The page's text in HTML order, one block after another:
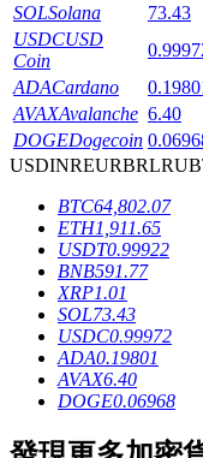
鎖倉BTR
輕鬆獲得多重福
借貸寶
借貸數字貨幣，
SOLSolana 73.43
USDCUSD
Coin
ADACardano
AVAXAvalanche 6.40
DOGEDogecoin
USDINREURBRLRUB
BTC64,802.07
ETH1,911.65
USDT0.99922
BNB591.77
XRP1.01
SOL73.43
USDC0.99972
ADA0.19801
AVAX6.40
DOGE0.06968